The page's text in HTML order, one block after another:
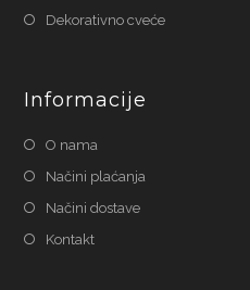
Dekorativno cveće
Informacije
O nama
Načini plaćanja
Načini dostave
Kontakt